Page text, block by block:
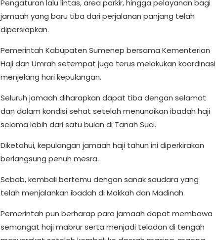
Pengaturan lalu lintas, area parkir, hingga pelayanan bagi
jamaah yang baru tiba dari perjalanan panjang telah
dipersiapkan.
Pemerintah Kabupaten Sumenep bersama Kementerian
Haji dan Umrah setempat juga terus melakukan koordinasi
menjelang hari kepulangan.
Seluruh jamaah diharapkan dapat tiba dengan selamat
dan dalam kondisi sehat setelah menunaikan ibadah haji
selama lebih dari satu bulan di Tanah Suci.
Diketahui, kepulangan jamaah haji tahun ini diperkirakan
berlangsung penuh mesra.
Sebab, kembali bertemu dengan sanak saudara yang
telah menjalankan ibadah di Makkah dan Madinah.
Pemerintah pun berharap para jamaah dapat membawa
semangat haji mabrur serta menjadi teladan di tengah